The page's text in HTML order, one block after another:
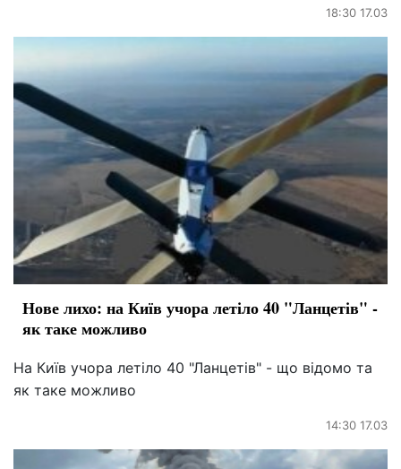
18:30 17.03
Нове лихо: на Київ учора летіло 40 "Ланцетів" -
як таке можливо
На Київ учора летіло 40 "Ланцетів" - що відомо та
як таке можливо
14:30 17.03